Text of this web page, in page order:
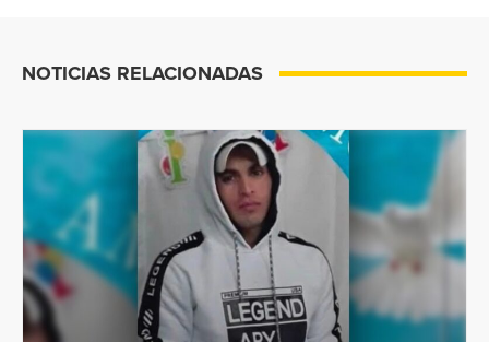
NOTICIAS RELACIONADAS